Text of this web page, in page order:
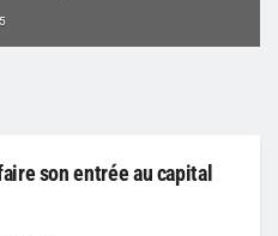
son entrée au capital